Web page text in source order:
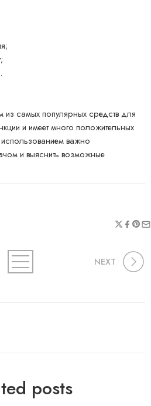
из самых популярных средств для
и имеет много положительных
важно
и выяснить возможные
NEXT
posts